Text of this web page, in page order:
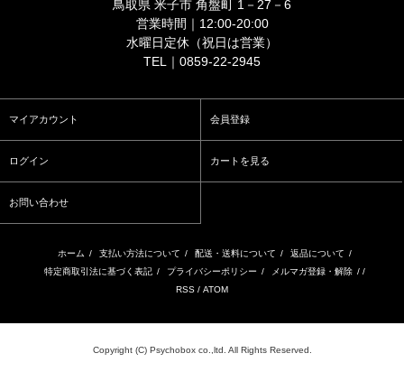
鳥取県 米子市 角盤町 1－27－6
営業時間｜12:00-20:00
水曜日定休（祝日は営業）
TEL｜0859-22-2945
マイアカウント 会員登録
ログイン カートを見る
お問い合わせ
ホーム / 支払い方法について / 配送・送料について / 返品について /
特定商取引法に基づく表記 / プライバシーポリシー / メルマガ登録・解除 / /
RSS / ATOM
Copyright (C) Psychobox co.,ltd. All Rights Reserved.